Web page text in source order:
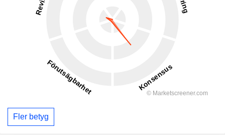
Fler betyg